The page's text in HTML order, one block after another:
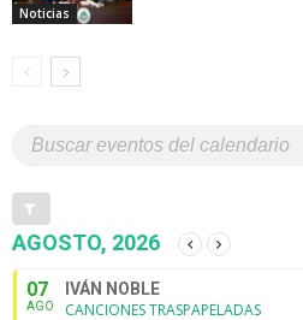
Noticias
AGOSTO, 2026
07
AGO
IVÁN NOBLE
CANCIONES TRASPAPELADAS